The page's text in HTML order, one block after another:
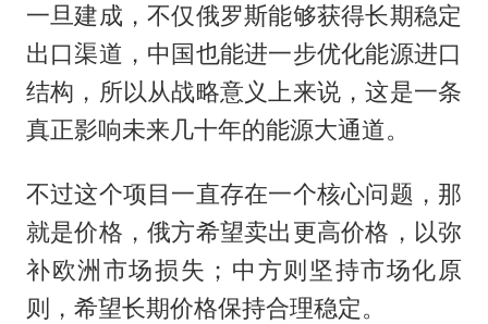
一旦建成，不仅俄罗斯能够获得长期稳定
出口渠道，中国也能进一步优化能源进口
结构，所以从战略意义上来说，这是一条
真正影响未来几十年的能源大通道。
不过这个项目一直存在一个核心问题，那
就是价格，俄方希望卖出更高价格，以弥
补欧洲市场损失；中方则坚持市场化原
则，希望长期价格保持合理稳定。